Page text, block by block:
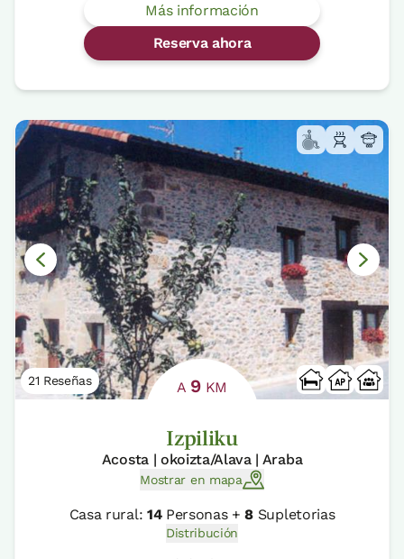
Más información
Reserva ahora
21 Reseñas A 9 KM
Izpiliku
Acosta | okoizta/Alava | Araba
Mostrar en mapa
Casa rural: 14Personas +8 Supletorias
Distribución